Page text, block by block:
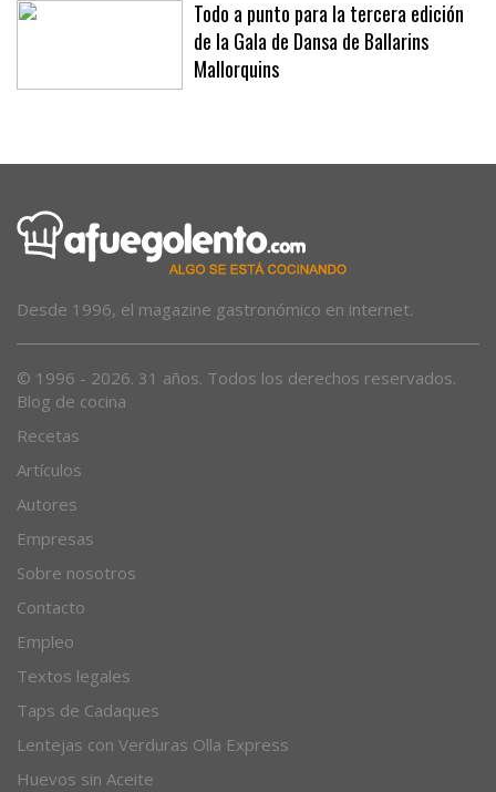
Todo a punto para la tercera edición
de la Gala de Dansa de Ballarins
Blog de cocina
Recetas
Artículos
Autores
Empresas
Sobre nosotros
Contacto
Empleo
Textos legales
Taps de Cadaques